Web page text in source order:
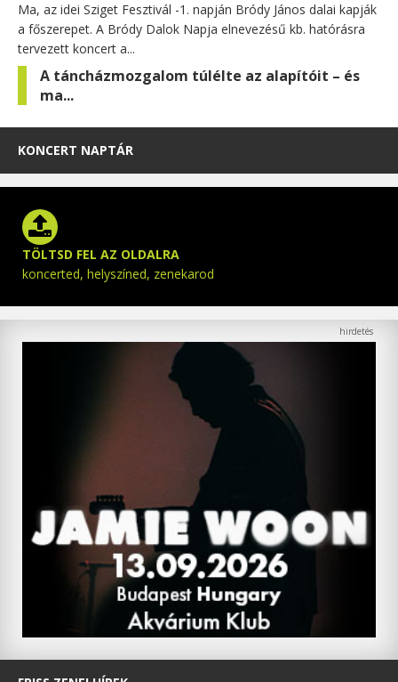
Ma, az idei Sziget Fesztivál -1. napján Bródy János dalai kapják
a főszerepet. A Bródy Dalok Napja elnevezésű kb. hatórásra
tervezett koncert a...
A táncházmozgalom túlélte az alapítóit – és
ma...
KONCERT NAPTÁR
TÖLTSD FEL AZ OLDALRA
koncerted, helyszíned, zenekarod